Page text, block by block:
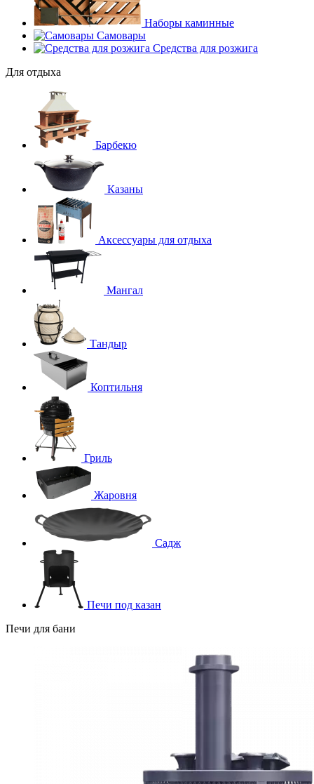
Наборы каминные
Самовары
Средства для розжига
Для отдыха
Барбекю
Казаны
Аксессуары для отдыха
Мангал
Тандыр
Коптильня
Гриль
Жаровня
Садж
Печи под казан
Печи для бани